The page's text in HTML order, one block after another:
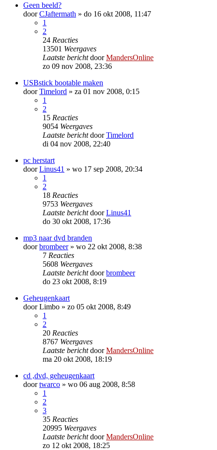
Geen beeld?
doorCJaftermath » do 16 okt 2008, 11:47
1
2
24 Reacties
13501 Weergaves
Laatste berichtdoorMandersOnline
zo 09 nov 2008, 23:36
USBstick bootable maken
doorTimelord » za 01 nov 2008, 0:15
1
2
15 Reacties
9054 Weergaves
Laatste berichtdoorTimelord
di 04 nov 2008, 22:40
pc herstart
doorLinus41 » wo 17 sep 2008, 20:34
1
2
18 Reacties
9753 Weergaves
Laatste berichtdoorLinus41
do 30 okt 2008, 17:36
mp3 naar dvd branden
doorbrombeer» wo 22 okt 2008, 8:38
7 Reacties
5608 Weergaves
Laatste berichtdoorbrombeer
do 23 okt 2008, 8:19
Geheugenkaart
doorLimbo » zo 05 okt 2008, 8:49
1
2
20 Reacties
8767 Weergaves
Laatste berichtdoorMandersOnline
ma 20 okt 2008, 18:19
cd ,dvd, geheugenkaart
doortwarco » wo 06 aug 2008, 8:58
1
2
3
35 Reacties
20995 Weergaves
Laatste berichtdoorMandersOnline
zo 12 okt 2008, 18:25